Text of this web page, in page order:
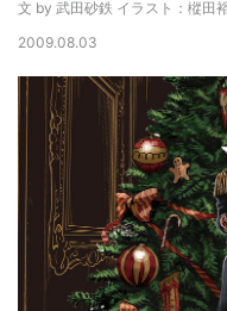
文 by 武田砂鉄 イラスト：樅田
2009.08.03